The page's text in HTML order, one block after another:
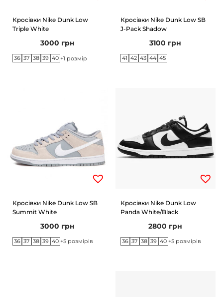
Кросівки Nike Dunk Low
Triple White
3000 грн
36 37 38 39 40 +1 розмір
Кросівки Nike Dunk Low SB
J-Pack Shadow
3100 грн
41 42 43 44 45
Кросівки Nike Dunk Low SB
Summit White
3000 грн
36 37 38 39 40 +5 розмірів
Кросівки Nike Dunk Low
Panda White/Black
2800 грн
36 37 38 39 40 +5 розмірів